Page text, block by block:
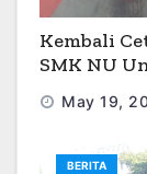
Kembali
SMK NU
May 19,
BERITA